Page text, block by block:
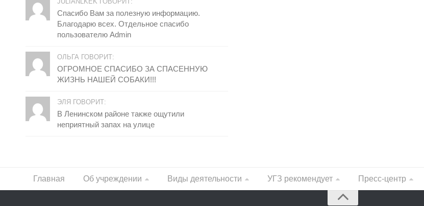
Спасибо Вам за полезную информацию.
Благодарю всех. Отдельное спасибо
пользователю Admin
ОЛЬГА ГОВОРИТ:
ОГРОМНОЕ СПАСИБО ЗА СПАСЕННУЮ
ЖИЗНЬ НАШЕЙ СОБАКИ!!!
ЭЛЯ ГОВОРИТ:
В Ленинском районе также ощутили
неприятный запах на улице
Главная Об учреждении Виды деятельности УГЗ рекомендует Пресс-центр